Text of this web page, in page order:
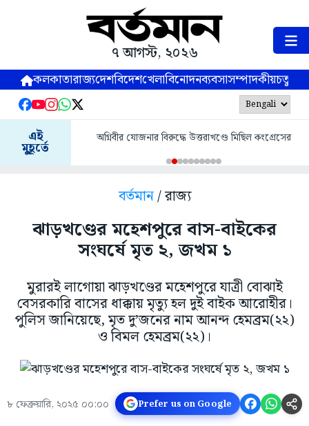
৭ আগস্ট, ২০২৬
কলকাতারাজ্যদেশবিদেশখেলাবিনোদনব্যবসাসম্পাদকীয়
এই
মুহূর্তে
অগ্নিবীর যোজনার বিরুদ্ধে উত্তরাখণ্ডে মিছিল কংগ্রেসের
বর্তমান/ রাজ্য
ঝাড়খণ্ডের মহেশপুরে বাস-বাইকের
সংঘর্ষে মৃত ২, জখম ১
মুরারই লাগোয়া ঝাড়খণ্ডের মহেশপুরে যাত্রী বোঝাই
বেসরকারি বাসের ধাক্কায় মৃত্যু হল দুই বাইক আরোহীর।
পুলিস জানিয়েছে, মৃত দু’জনের নাম আনন্দ হেমব্রম(২২)
ও বিমল হেমব্রম(২২)।
৮ ফেব্রুয়ারি, ২০২৫ ০০:০০ Prefer us on Google